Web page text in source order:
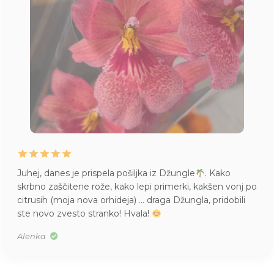
Juhej, danes je prispela pošiljka iz Džungle
. Kako
skrbno zaščitene rože, kako lepi primerki, kakšen vonj po
citrusih (moja nova orhideja) … draga Džungla, pridobili
ste novo zvesto stranko! Hvala!
Alenka